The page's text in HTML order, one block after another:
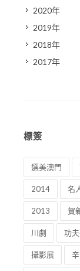
2020年
2019年
2018年
2017年
標簽
選美澳門
2014 名
2013 賀
川劇 功
攝影展